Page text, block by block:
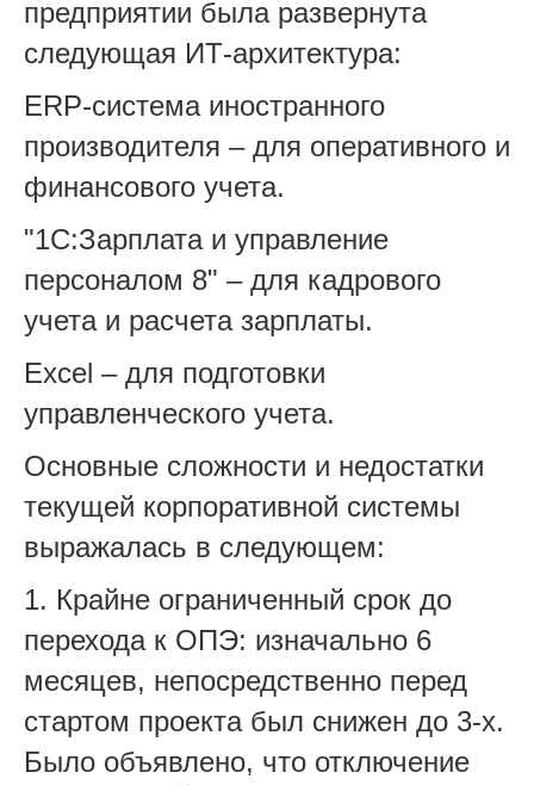
предприятии была развернута
следующая ИТ-архитектура:
ERP-система иностранного
производителя – для оперативного и
финансового учета.
"1С:Зарплата и управление
персоналом 8" – для кадрового
учета и расчета зарплаты.
Excel – для подготовки
управленческого учета.
Основные сложности и недостатки
текущей корпоративной системы
выражалась в следующем:
1. Крайне ограниченный срок до
перехода к ОПЭ: изначально 6
месяцев, непосредственно перед
стартом проекта был снижен до 3-х.
Было объявлено, что отключение